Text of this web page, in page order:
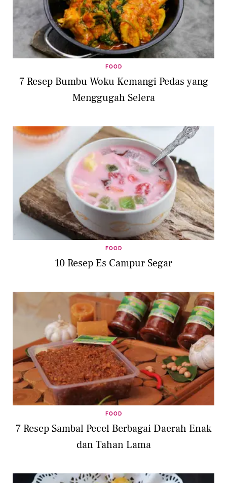
FOOD
7 Resep Bumbu Woku Kemangi Pedas yang
Menggugah Selera
FOOD
10 Resep Es Campur Segar
FOOD
7 Resep Sambal Pecel Berbagai Daerah Enak
dan Tahan Lama